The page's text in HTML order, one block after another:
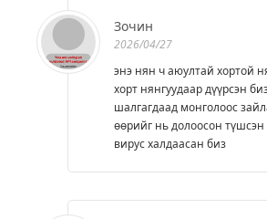
Зочин
2026/04/27
энэ нян ч аюултай хортой
хорт нянгуудаар дүүрсэн
шалгагдаад монголоос
өөрийг нь долоосон түшсэн
вирус халдаасан биз